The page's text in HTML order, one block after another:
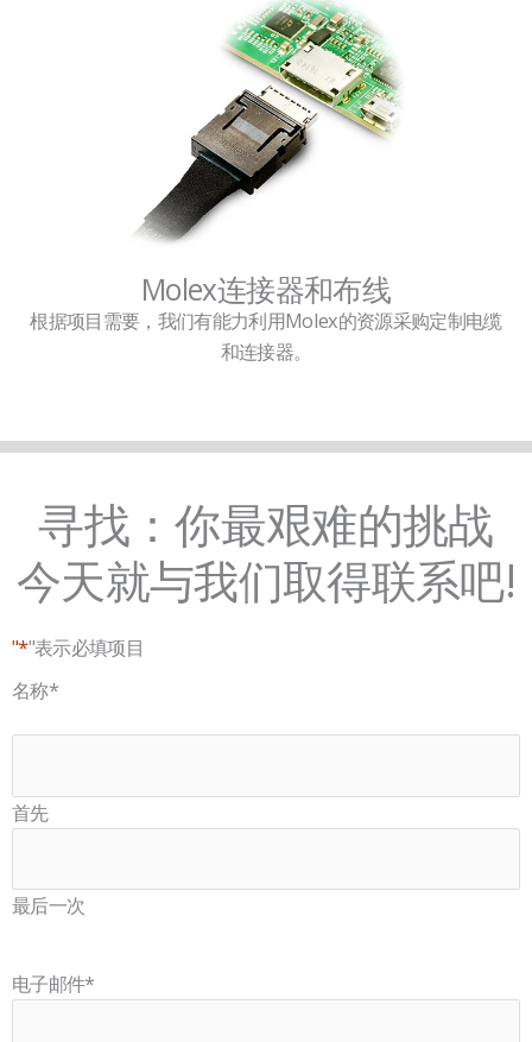
Molex连接器和布线
根据项目需要，我们有能力利用Molex的资源采购定制电缆
和连接器。
寻找：你最艰难的挑战
今天就与我们取得联系吧!
"*"表示必填项目
名称*
首先
最后一次
电子邮件*
国